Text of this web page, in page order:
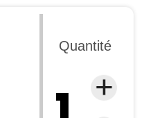
Quantité